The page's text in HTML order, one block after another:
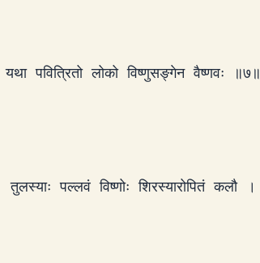
यथा पवित्रितो लोको विष्णुसङ्गेन वैष्णवः ॥७॥
तुलस्याः पल्लवं विष्णोः शिरस्यारोपितं कलौ ।